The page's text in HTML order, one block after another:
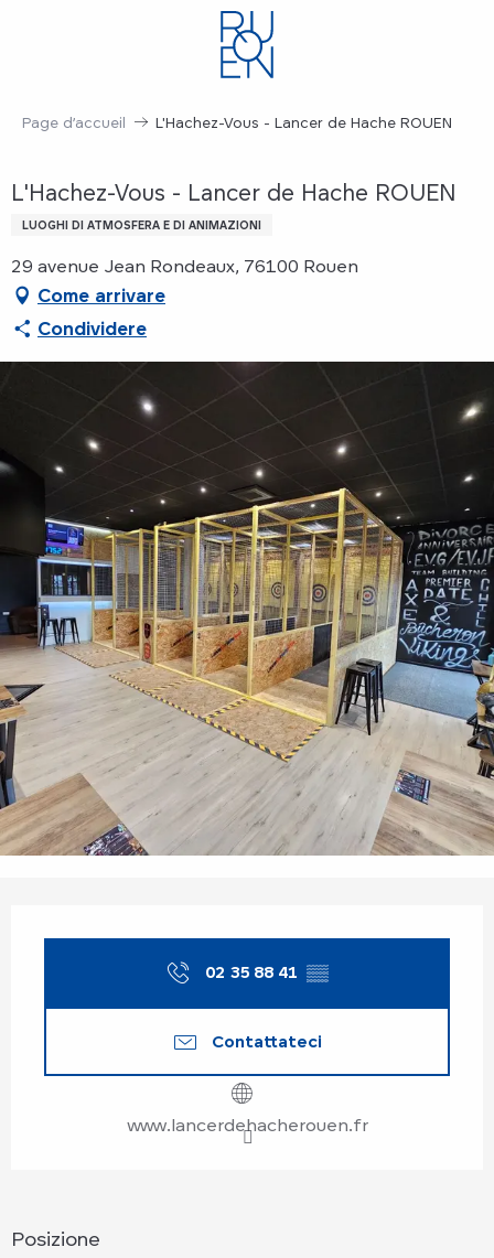
Page d’accueil L'Hachez-Vous - Lancer de Hache ROUEN
L'Hachez-Vous - Lancer de Hache ROUEN
LUOGHI DI ATMOSFERA E DI ANIMAZIONI
29 avenue Jean Rondeaux, 76100 Rouen
Come arrivare
Condividere
02 35 88 41 ▒▒
Contattateci
www.lancerdehacherouen.fr
Posizione